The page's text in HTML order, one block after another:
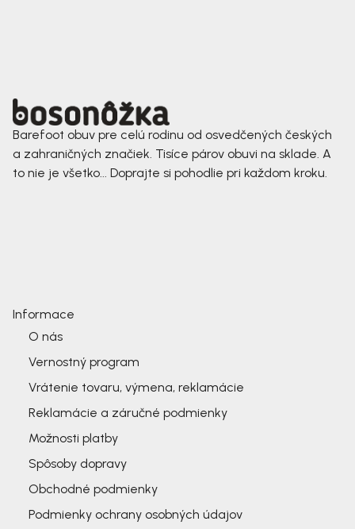
Barefoot obuv pre celú rodinu od osvedčených českých
a zahraničných značiek. Tisíce párov obuvi na sklade. A
to nie je všetko... Doprajte si pohodlie pri každom kroku.
Informace
O nás
Vernostný program
Vrátenie tovaru, výmena, reklamácie
Reklamácie a záručné podmienky
Možnosti platby
Spôsoby dopravy
Obchodné podmienky
Podmienky ochrany osobných údajov